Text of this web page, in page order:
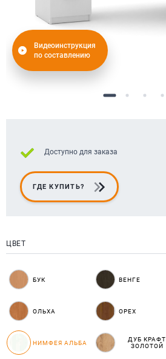
Видеоинструкция
по составлению
Доступно для заказа
ГДЕ КУПИТЬ?
ЦВЕТ
БУК ВЕНГЕ
ОЛЬХА ОРЕХ
НИМФЕЯ АЛЬБА
ДУБ КРАФТ
ЗОЛОТОЙ